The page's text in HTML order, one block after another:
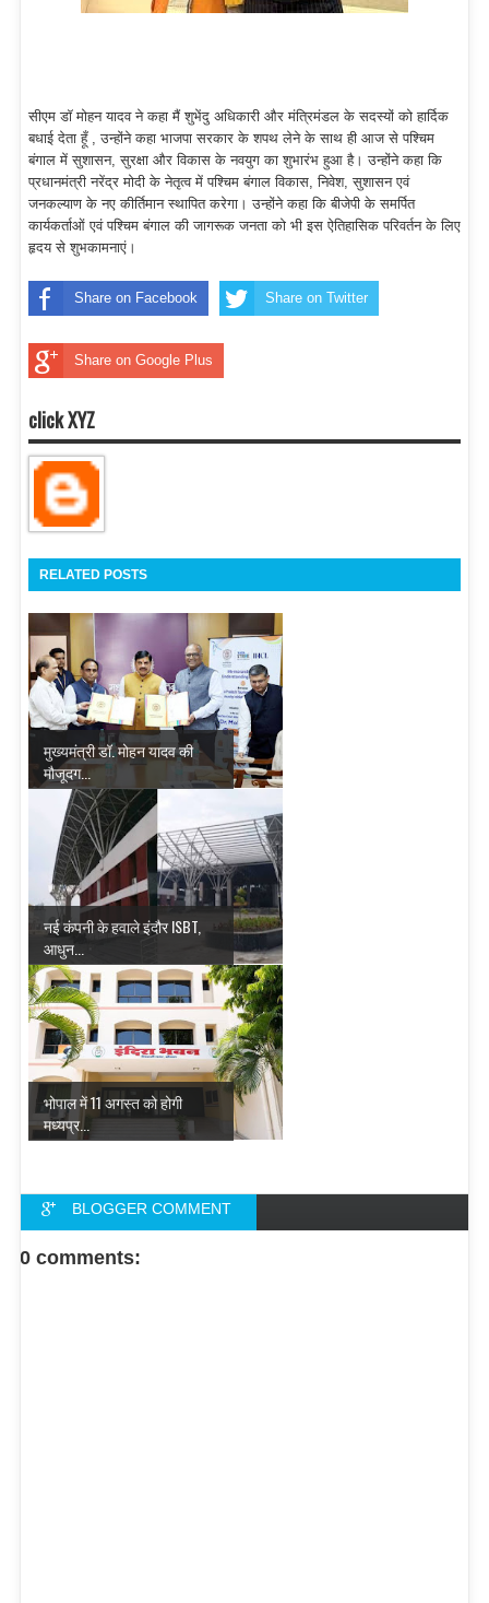
सीएम डॉ मोहन यादव ने कहा मैं शुभेंदु अधिकारी और मंत्रिमंडल के सदस्यों को हार्दिक
बधाई देता हूँ , उन्होंने कहा भाजपा सरकार के शपथ लेने के साथ ही आज से पश्चिम
बंगाल में सुशासन, सुरक्षा और विकास के नवयुग का शुभारंभ हुआ है। उन्होंने कहा कि
प्रधानमंत्री नरेंद्र मोदी के नेतृत्व में पश्चिम बंगाल विकास, निवेश, सुशासन एवं
जनकल्याण के नए कीर्तिमान स्थापित करेगा। उन्होंने कहा कि बीजेपी के समर्पित
कार्यकर्ताओं एवं पश्चिम बंगाल की जागरूक जनता को भी इस ऐतिहासिक परिवर्तन के लिए
हृदय से शुभकामनाएं।
Share on Facebook Share on Twitter
Share on Google Plus
click XYZ
RELATED POSTS
मुख्यमंत्री डॉ. मोहन यादव की
मौजूदग...
नई कंपनी के हवाले इंदौर ISBT,
आधुन...
भोपाल में 11 अगस्त को होगी
मध्यप्र...
BLOGGER COMMENT
FACEBOOK COMMENT
0 comments: